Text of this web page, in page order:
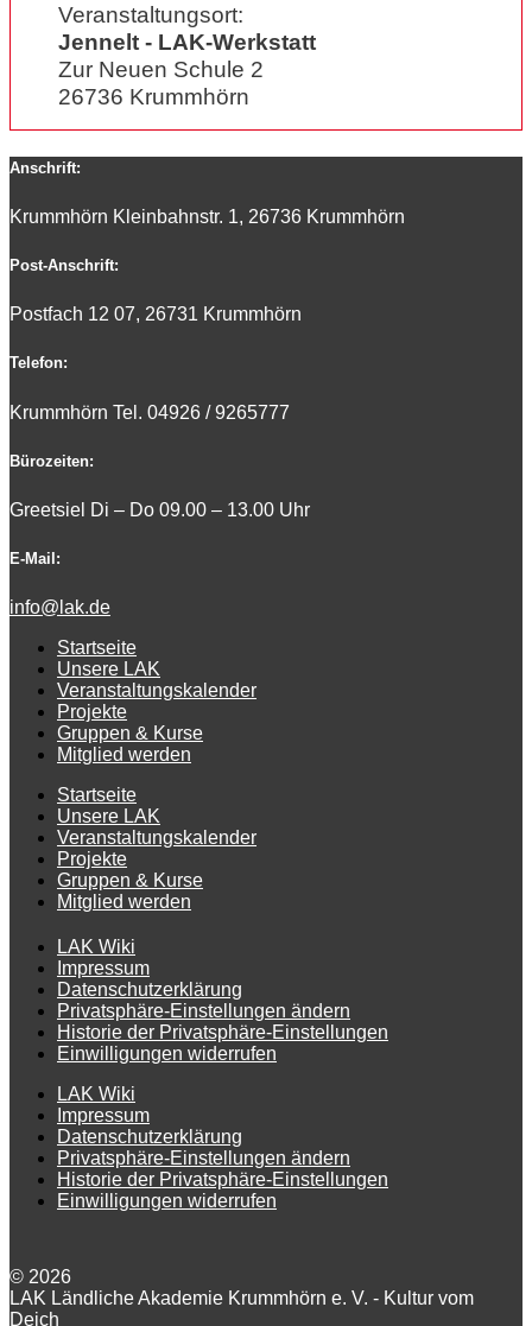
Veranstaltungsort:
Jennelt - LAK-Werkstatt
Zur Neuen Schule 2
26736 Krummhörn
Anschrift:
Krummhörn Kleinbahnstr. 1, 26736 Krummhörn
Post-Anschrift:
Postfach 12 07, 26731 Krummhörn
Telefon:
Krummhörn Tel. 04926 / 9265777
Bürozeiten:
Greetsiel Di – Do 09.00 – 13.00 Uhr
E-Mail:
info@lak.de
Startseite
Unsere LAK
Veranstaltungskalender
Projekte
Gruppen & Kurse
Mitglied werden
Startseite
Unsere LAK
Veranstaltungskalender
Projekte
Gruppen & Kurse
Mitglied werden
LAK Wiki
Impressum
Datenschutzerklärung
Privatsphäre-Einstellungen ändern
Historie der Privatsphäre-Einstellungen
Einwilligungen widerrufen
LAK Wiki
Impressum
Datenschutzerklärung
Privatsphäre-Einstellungen ändern
Historie der Privatsphäre-Einstellungen
Einwilligungen widerrufen
© 2026
LAK Ländliche Akademie Krummhörn e. V. - Kultur vom
Deich